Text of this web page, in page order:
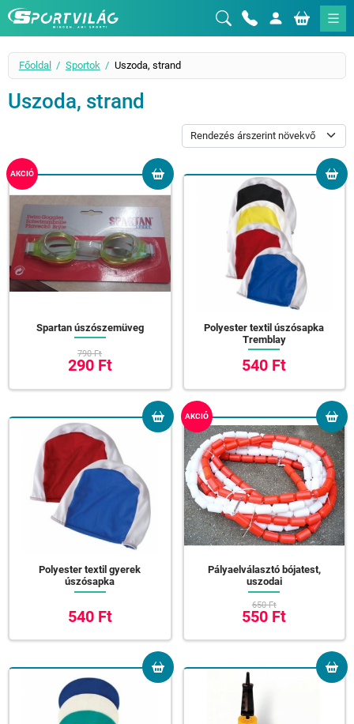
Sportvilág
Főoldal Sportok Uszoda, strand
Uszoda, strand
AKCIÓ
Spartan úszószemüveg
790 Ft
290 Ft
Polyester textil úszósapka
Tremblay
540 Ft
Polyester textil gyerek
úszósapka
540 Ft
AKCIÓ
Pályaelválasztó bójatest,
uszodai
650 Ft
550 Ft